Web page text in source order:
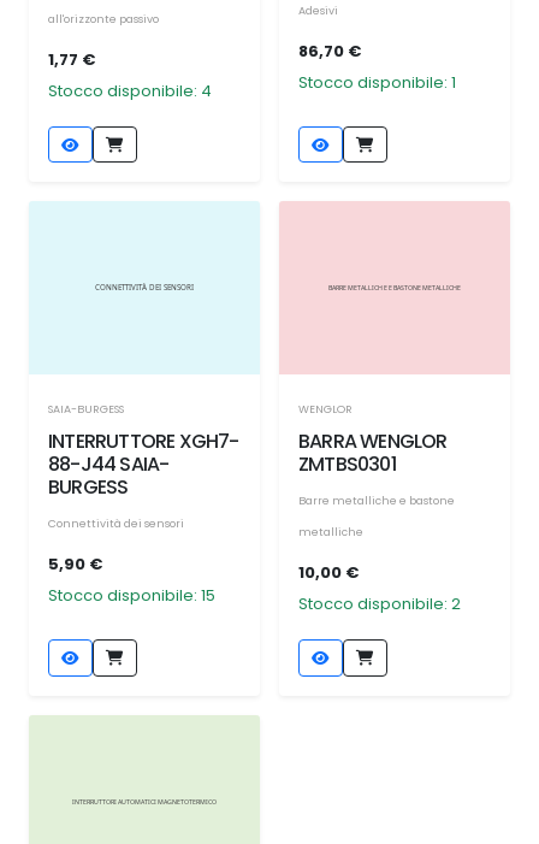
all'orizzonte passivo
1,77 €
Stocco disponibile: 4
Adesivi
86,70 €
Stocco disponibile: 1
SAIA-BURGESS
INTERRUTTORE XGH7-
88-J44 SAIA-
BURGESS
Connettività dei sensori
5,90 €
Stocco disponibile: 15
WENGLOR
BARRA WENGLOR
ZMTBS0301
Barre metalliche e bastone
metalliche
10,00 €
Stocco disponibile: 2